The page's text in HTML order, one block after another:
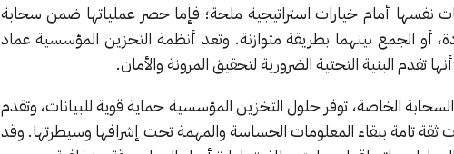
نفسها أمام خيارات استراتيجية ملحة؛ فإما حصر عملياتها ضمن سحابة
أو الجمع بينهما بطريقة متوازنة. وتعد أنظمة التخزين المؤسسية عماد
تقدم البنية التحتية الضرورية لتحقيق المرونة والأمان.
الخاصة، توفر حلول التخزين المؤسسية حماية قوية للبيانات، وتقدم
ثقة تامة ببقاء المعلومات الحساسة والمهمة تحت إشرافها وسيطرتها. وقد